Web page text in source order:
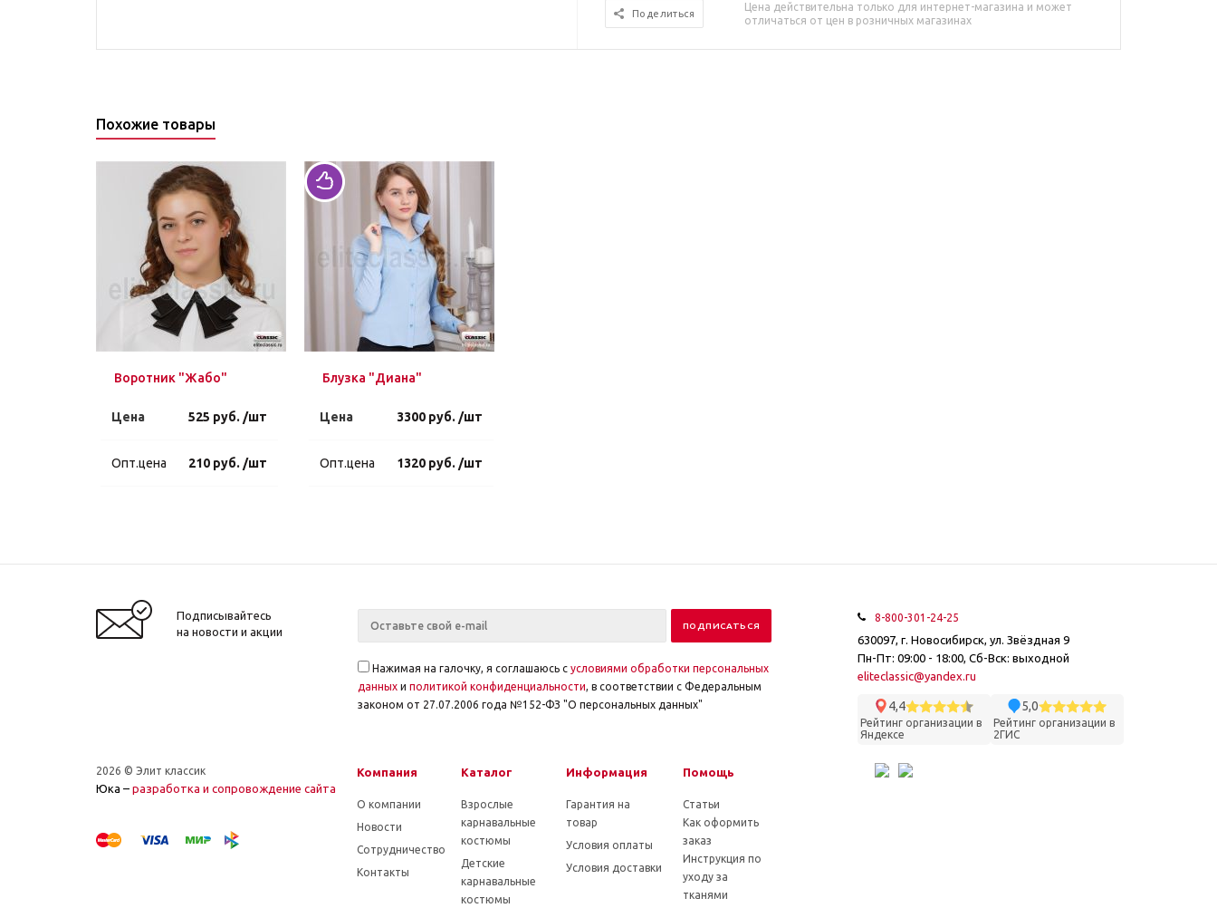
Поделиться
Цена действительна только для интернет-магазина и может
отличаться от цен в розничных магазинах
Похожие товары
Воротник "Жабо"
Цена 525 руб. /шт
Опт.цена 210 руб. /шт
Блузка "Диана"
Цена 3300 руб. /шт
Опт.цена 1320 руб. /шт
Подписывайтесь
на новости и акции
Нажимая на галочку, я соглашаюсь с условиями обработки персональных
данныхи политикой конфиденциальности, в соответствии с Федеральным
законом от 27.07.2006 года №152-ФЗ "О персональных данных"
8-800-301-24-25
630097, г. Новосибирск, ул. Звёздная 9
Пн-Пт: 09:00 - 18:00, Сб-Вск: выходной
eliteclassic@yandex.ru
4,4
Рейтинг организации в
Яндексе
5,0
Рейтинг организации в
2ГИС
2026 © Элит классик
Юка – разработка и cопровождение сайта
Компания
О компании
Новости
Сотрудничество
Контакты
Каталог
Взрослые
карнавальные
костюмы
Детские
карнавальные
костюмы
Информация
Гарантия на
товар
Условия оплаты
Условия доставки
Помощь
Статьи
Как оформить
заказ
Инструкция по
уходу за
тканями